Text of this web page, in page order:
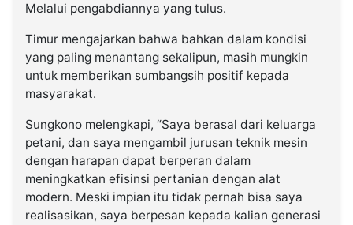
Melalui pengabdiannya yang tulus.
Timur mengajarkan bahwa bahkan dalam kondisi
yang paling menantang sekalipun, masih mungkin
untuk memberikan sumbangsih positif kepada
masyarakat.
Sungkono melengkapi, “Saya berasal dari keluarga
petani, dan saya mengambil jurusan teknik mesin
dengan harapan dapat berperan dalam
meningkatkan efisinsi pertanian dengan alat
modern. Meski impian itu tidak pernah bisa saya
realisasikan, saya berpesan kepada kalian generasi